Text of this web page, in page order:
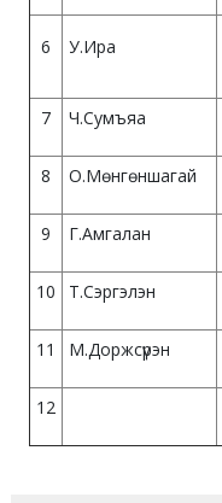
6 У.Ира
7 Ч.Сумъяа
8 О.Мөнгөншагай
9 Г.Амгалан
10 Т.Сэргэлэн
11 М.Доржсүрэн
12